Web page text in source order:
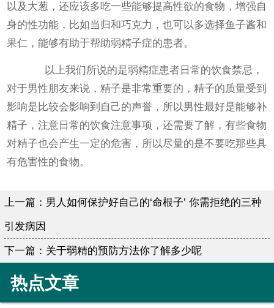
以及大葱，还应该多吃一些能够提高性欲的食物，增强自
身的性功能，比如当归和巧克力，也可以多选择鱼子酱和
果仁，能够有助于帮助弱精子症的患者。
以上我们所说的是弱精症患者日常的饮食禁忌，
对于男性朋友来说，精子是非常重要的，精子的质量受到
影响是比较会影响到自己的声誉，所以男性最好是能够补
精子，注意日常的饮食注意事项，还需要了解，有些食物
对精子也会产生一定的危害，所以尽量的是不要吃那些具
有危害性的食物。
上一篇： 男人如何保护好自己的‘命根子’ 你需拒绝的三种
引发病因
下一篇： 关于弱精的预防方法你了解多少呢
热点文章